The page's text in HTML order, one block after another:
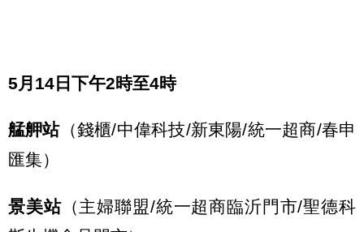
5月14日下午2時至4時
艋舺站（錢櫃/中偉科技/新東陽/統一超商/春申
匯集）
景美站（主婦聯盟/統一超商臨沂門市/聖德科